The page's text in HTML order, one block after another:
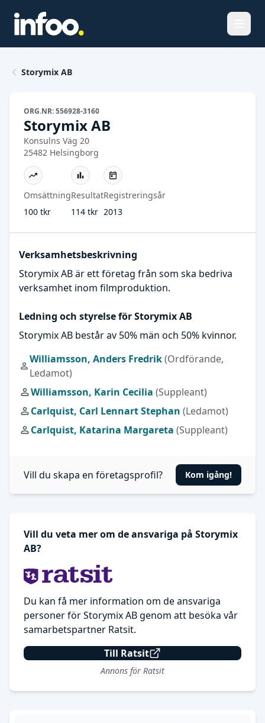
Storymix AB
ORG.NR: 556928-3160
Storymix AB
Konsulns Väg 20
25482 Helsingborg
Omsättning
100 tkr
Resultat
114 tkr
Registreringsår
2013
Verksamhetsbeskrivning
Storymix AB är ett företag från som ska bedriva
verksamhet inom filmproduktion.
Ledning och styrelse för Storymix AB
Storymix AB består av 50% män och 50% kvinnor.
Williamsson, Anders Fredrik(Ordförande,
Ledamot)
Williamsson, Karin Cecilia (Suppleant)
Carlquist, Carl Lennart Stephan (Ledamot)
Carlquist, Katarina Margareta (Suppleant)
Vill du skapa en företagsprofil? Kom igång!
Vill du veta mer om de ansvariga på Storymix
AB?
Du kan få mer information om de ansvariga
personer för Storymix AB genom att besöka vår
samarbetspartner Ratsit.
Till Ratsit
Annons för Ratsit